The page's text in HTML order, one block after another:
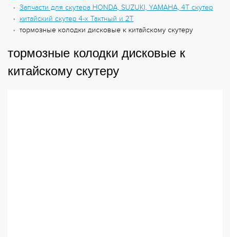
Запчасти для скутера HONDA, SUZUKI, YAMAHA, 4Т скутер
китайский скутер 4-х Тактный и 2Т
тормозные колодки дисковые к китайскому скутеру
тормозные колодки дисковые к
китайскому скутеру